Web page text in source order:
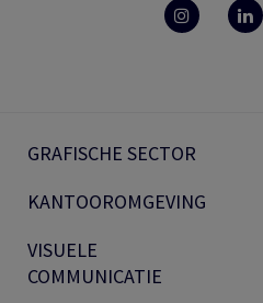
GRAFISCHE SECTOR
KANTOOROMGEVING
VISUELE
COMMUNICATIE